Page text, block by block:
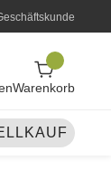
Liste
Warenkorb